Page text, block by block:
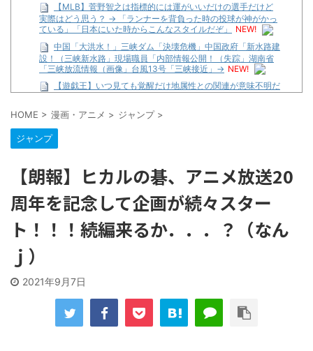
【MLB】菅野智之は指標的には運がいいだけの選手だけど
実際はどう思う？ → 「ランナーを背負った時の投球が神がかっ
ている」「日本にいた時からこんなスタイルだぞ」
NEW!
中国「大洪水！」三峡ダム「決壊危機」中国政府「新水路建
設！（三峡新水路」現場職員「内部情報公開！（失踪」湖南省
「三峡放流情報（画像」台風13号「三峡接近」→ NEW!
【遊戯王】いつ見ても覚醒だけ地属性との関連が意味不明だ
…背が高い娘
【遊戯王】いつ見ても覚醒だけ地属性との関連が意味不明だ
な…
【ギャルゲ】「千恋*万花」のアニメ化決定でKOTOKOが主
【R-18】真・女神転生 Road to the Transcendence【二次
北原ももさんの挑発!!!
な…
美少女図鑑AWARD2026グランプリ・榎本彩乃、グラビア披
露！透明感が凄い！！
【朗報】齋藤飛鳥、前屈みで完全に見えてる動画が拡散され
HOME > 漫画・アニメ > ジャンプ >
ジャンプ
【朗報】ヒカルの碁、アニメ放送20
周年を記念して企画が続々スター
ト！！！続編来るか．．．？（なん
ｊ）
2021年9月7日